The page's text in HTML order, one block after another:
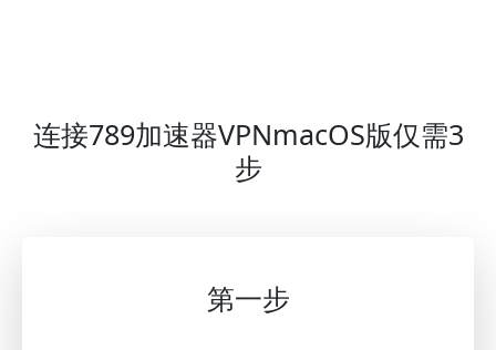
连接789加速器VPNmacOS版仅需3
步
第一步